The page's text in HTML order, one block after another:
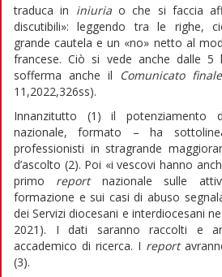
traduca in iniuriao che si faccia
discutibili»: leggendo tra le righe,
grande cautela e un «no» netto al
francese. Ciò si vede anche dalle 5
sofferma anche il
Comunicato finale
11,2022,326ss).
Innanzitutto (1) il potenziamento
nazionale, formato – ha
professionisti in stragrande
d’ascolto (2). Poi «i vescovi hanno
primo reportnazionale sulle
formazione e sui casi di abuso
dei Servizi diocesani e interdiocesani
2021). I dati saranno raccolti e
accademico di ricerca. I report
(3).